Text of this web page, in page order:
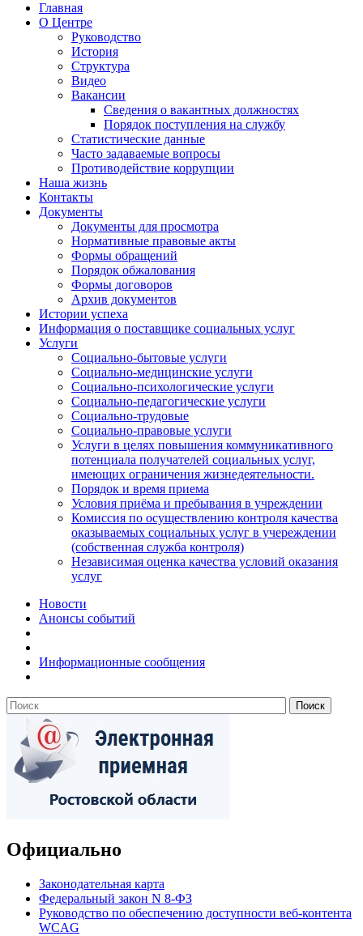
Главная
О Центре
Руководство
История
Структура
Видео
Вакансии
Сведения о вакантных должностях
Порядок поступления на службу
Статистические данные
Часто задаваемые вопросы
Противодействие коррупции
Наша жизнь
Контакты
Документы
Документы для просмотра
Нормативные правовые акты
Формы обращений
Порядок обжалования
Формы договоров
Архив документов
Истории успеха
Информация о поставщике социальных услуг
Услуги
Социально-бытовые услуги
Социально-медицинские услуги
Социально-психологические услуги
Социально-педагогические услуги
Социально-трудовые
Социально-правовые услуги
Услуги в целях повышения коммуникативного
потенциала получателей социальных услуг,
имеющих ограничения жизнедеятельности.
Порядок и время приема
Условия приёма и пребывания в учреждении
Комиссия по осуществлению контроля качества
оказываемых социальных услуг в учереждении
(собственная служба контроля)
Независимая оценка качества условий оказания
услуг
Новости
Анонсы событий
Информационные сообщения
Официально
Законодательная карта
Федеральный закон N 8-ФЗ
Руководство по обеспечению доступности веб-контента
WCAG